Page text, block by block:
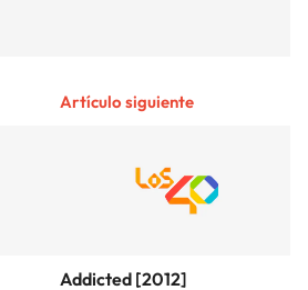
Artículo siguiente
Addicted [2012]